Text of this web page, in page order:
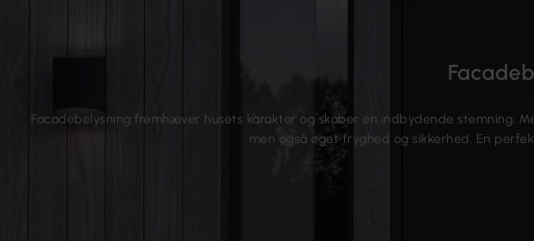
Facadebelysning fremhæver husets karakter og skaber en indbydende stemning.
men også øget tryghed og sikkerhed. En